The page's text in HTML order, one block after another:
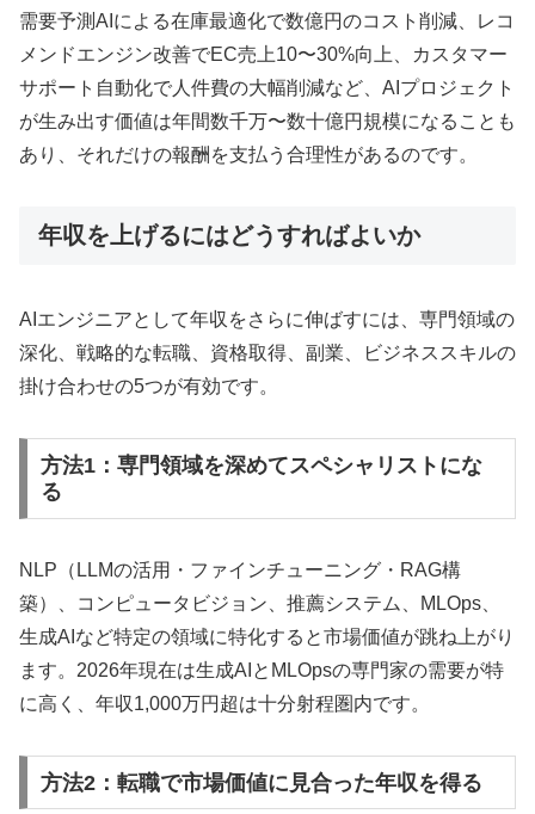
需要予測AIによる在庫最適化で数億円のコスト削減、レコ
メンドエンジン改善でEC売上10〜30%向上、カスタマー
サポート自動化で人件費の大幅削減など、AIプロジェクト
が生み出す価値は年間数千万〜数十億円規模になることも
あり、それだけの報酬を支払う合理性があるのです。
年収を上げるにはどうすればよいか
AIエンジニアとして年収をさらに伸ばすには、専門領域の
深化、戦略的な転職、資格取得、副業、ビジネススキルの
掛け合わせの5つが有効です。
方法1：専門領域を深めてスペシャリストにな
る
NLP（LLMの活用・ファインチューニング・RAG構
築）、コンピュータビジョン、推薦システム、MLOps、
生成AIなど特定の領域に特化すると市場価値が跳ね上がり
ます。2026年現在は生成AIとMLOpsの専門家の需要が特
に高く、年収1,000万円超は十分射程圏内です。
方法2：転職で市場価値に見合った年収を得る